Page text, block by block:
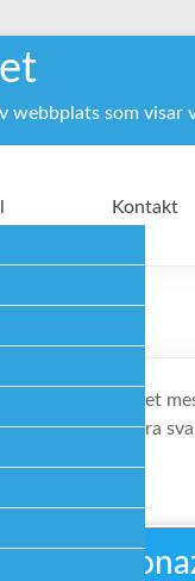
som visar
Kontakt
som för det
av andra
Köpa